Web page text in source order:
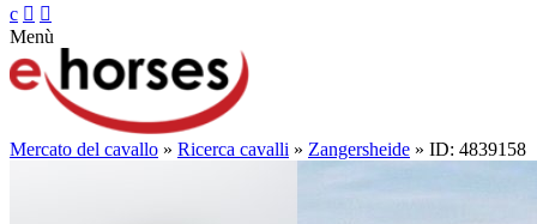
c  
Menù
Mercato del cavallo » Ricerca cavalli » Zangersheide » ID: 4839158